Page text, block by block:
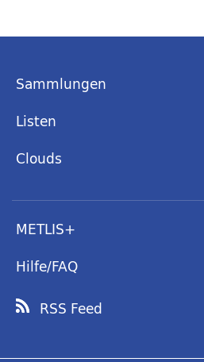
Sammlungen
Listen
Clouds
METLIS+
Hilfe/FAQ
RSS Feed